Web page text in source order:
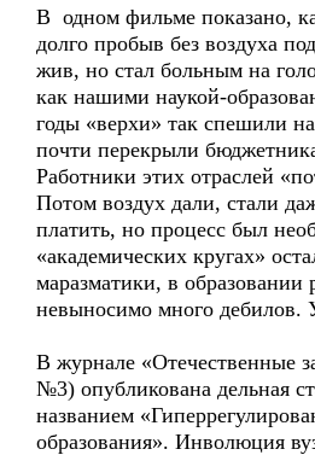
В одном фильме показано,
долго пробыв без воздуха
жив, но стал больным на
как нашими наукой-
годы «верхи» так спешили
почти перекрыли
Работники этих отраслей
Потом воздух дали, стали
платить, но процесс был
«академических кругах»
маразматики, в образовании
невыносимо много дебилов.
В журнале «Отечественные
№3) опубликована дельная
названием
образования». Инволюция